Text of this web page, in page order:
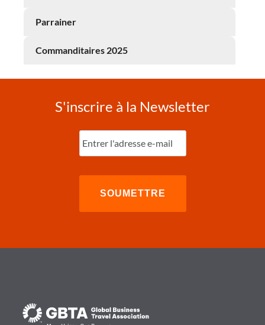
Parrainer
Commanditaires 2025
S'inscrire à la Newsletter
Entrez
l'e-
mail